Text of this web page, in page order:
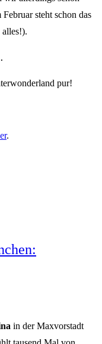
steht schon das
alles!).
pur!
.
in der Maxvorstadt